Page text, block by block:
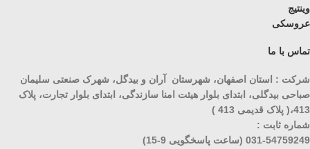
وینتیج
عروسکی
تماس با ما
شرکت : استان اصفهان، شهرستان آران و بیدگل، شهرک صنعتی سلیمان
صباحی بیدگلی، ابتدای بلوار هیئت امنا سازندگی، ابتدای بلوار تجارت، پلاک
413،( پلاک قدیمی 413 )
شماره ثابت :
031-54759249 (ساعت پاسخگویی 9-15)